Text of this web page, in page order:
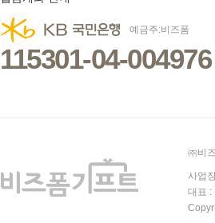
예금주:비즈폼
115301-04-004976
㈜비
사업
대표